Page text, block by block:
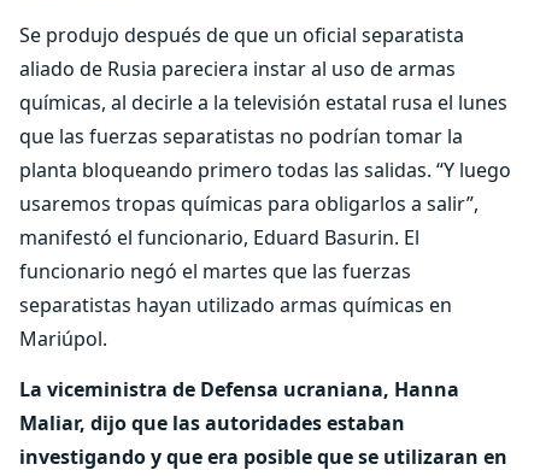
Se produjo después de que un oficial separatista
aliado de Rusia pareciera instar al uso de armas
químicas, al decirle a la televisión estatal rusa el lunes
que las fuerzas separatistas no podrían tomar la
planta bloqueando primero todas las salidas. “Y luego
usaremos tropas químicas para obligarlos a salir”,
manifestó el funcionario, Eduard Basurin. El
funcionario negó el martes que las fuerzas
separatistas hayan utilizado armas químicas en
Mariúpol.
La viceministra de Defensa ucraniana, Hanna
Maliar, dijo que las autoridades estaban
investigando y que era posible que se utilizaran en